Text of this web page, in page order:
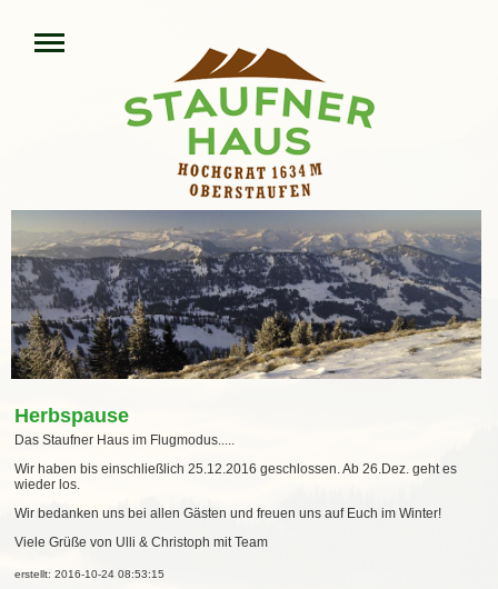
Herbspause
Das Staufner Haus im Flugmodus.....
Wir haben bis einschließlich 25.12.2016 geschlossen. Ab 26.Dez. geht es
wieder los.
Wir bedanken uns bei allen Gästen und freuen uns auf Euch im Winter!
Viele Grüße von Ulli & Christoph mit Team
erstellt: 2016-10-24 08:53:15